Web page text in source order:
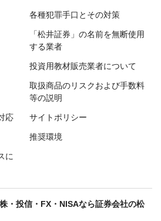
各種犯罪手口とその対策
「松井証券」の名前を無断使用
する業者
投資用教材販売業者について
取扱商品のリスクおよび手数料
等の説明
応 サイトポリシー
推奨環境
に
・投信・FX・NISAなら証券会社の松